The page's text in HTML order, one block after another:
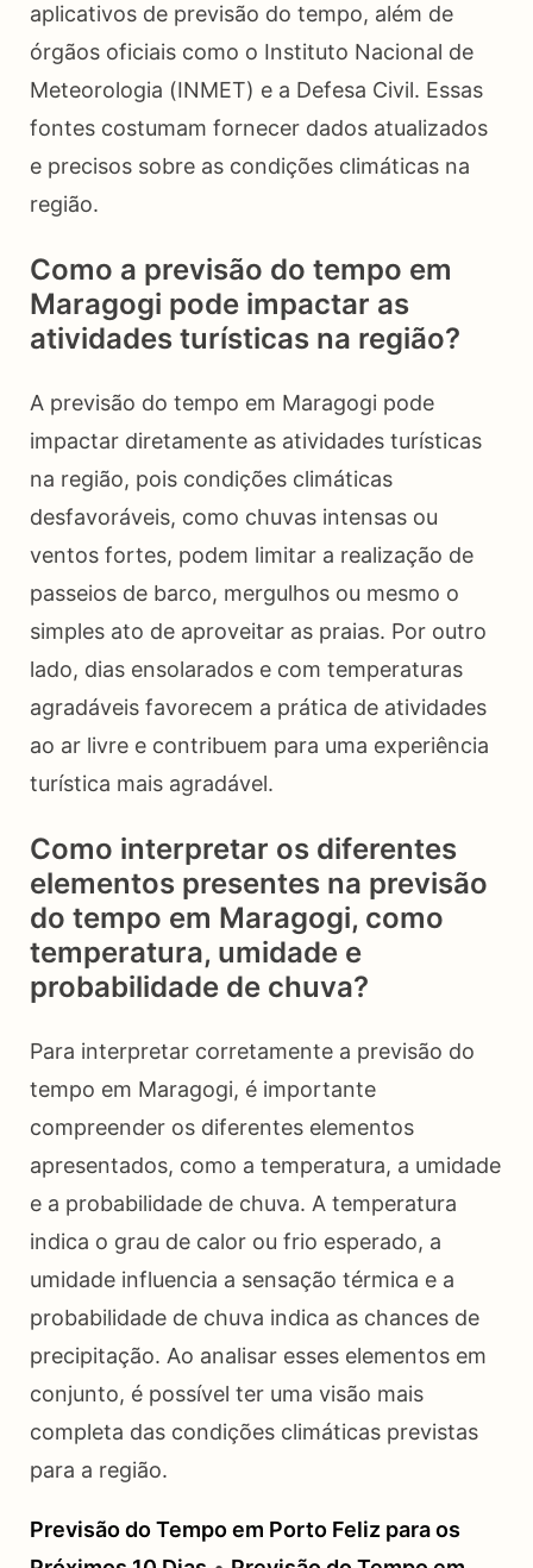
aplicativos de previsão do tempo, além de
órgãos oficiais como o Instituto Nacional de
Meteorologia (INMET) e a Defesa Civil. Essas
fontes costumam fornecer dados atualizados
e precisos sobre as condições climáticas na
região.
Como a previsão do tempo em
Maragogi pode impactar as
atividades turísticas na região?
A previsão do tempo em Maragogi pode
impactar diretamente as atividades turísticas
na região, pois condições climáticas
desfavoráveis, como chuvas intensas ou
ventos fortes, podem limitar a realização de
passeios de barco, mergulhos ou mesmo o
simples ato de aproveitar as praias. Por outro
lado, dias ensolarados e com temperaturas
agradáveis favorecem a prática de atividades
ao ar livre e contribuem para uma experiência
turística mais agradável.
Como interpretar os diferentes
elementos presentes na previsão
do tempo em Maragogi, como
temperatura, umidade e
probabilidade de chuva?
Para interpretar corretamente a previsão do
tempo em Maragogi, é importante
compreender os diferentes elementos
apresentados, como a temperatura, a umidade
e a probabilidade de chuva. A temperatura
indica o grau de calor ou frio esperado, a
umidade influencia a sensação térmica e a
probabilidade de chuva indica as chances de
precipitação. Ao analisar esses elementos em
conjunto, é possível ter uma visão mais
completa das condições climáticas previstas
para a região.
Previsão do Tempo em Porto Feliz para os